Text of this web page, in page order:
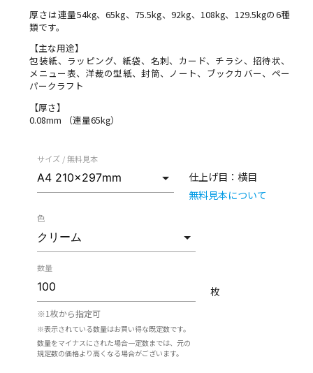
厚さは連量54kg、65kg、75.5kg、92kg、108kg、129.5kgの6種
類です。
【主な用途】
包装紙、ラッピング、紙袋、名刺、カード、チラシ、招待状、
メニュー表、洋裁の型紙、封筒、ノート、ブックカバー、ペー
パークラフト
【厚さ】
0.08mm （連量65kg）
サイズ / 無料見本
仕上げ目：横目
無料見本について
色
数量
※1枚から指定可
※表示されている数量はお買い得な既定数です。
数量をマイナスにされた場合一定数までは、元の
規定数の価格より高くなる場合がございます。
枚